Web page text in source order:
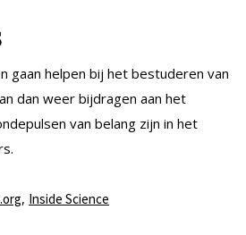
gaan helpen bij het bestuderen van
dan weer bijdragen aan het
van belang zijn in het
, Inside Science